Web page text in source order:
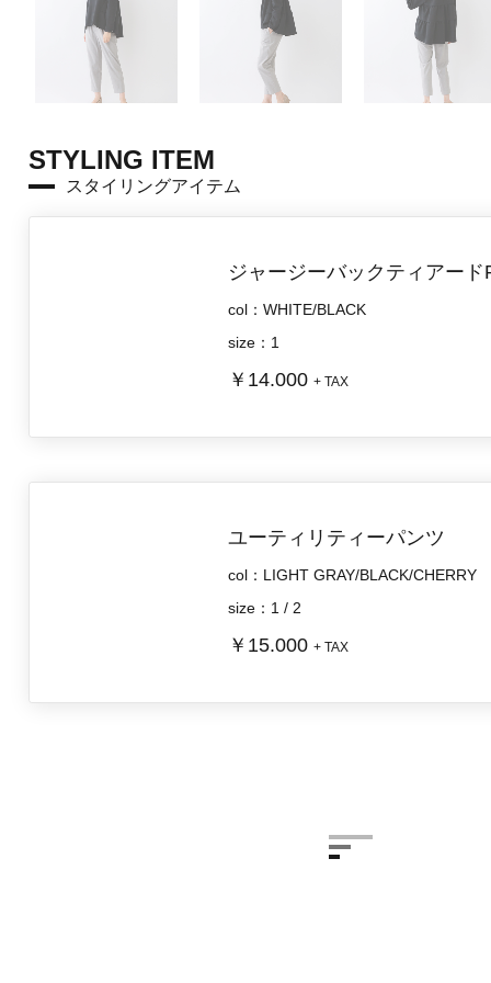
STYLING ITEM
スタイリングアイテム
ジャージーバックティアード
col：WHITE/BLACK
size：1
￥14.000+ TAX
ユーティリティーパンツ
col：LIGHT GRAY/BLACK/CHERRY
size：1 / 2
￥15.000+ TAX